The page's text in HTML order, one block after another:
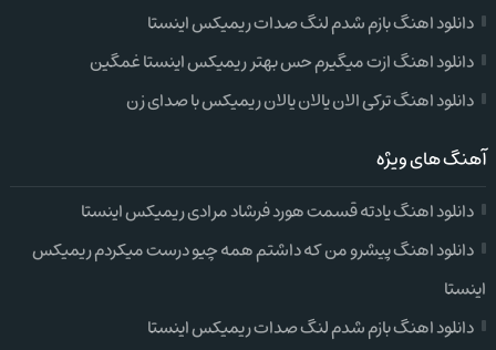
دانلود اهنگ بازم شدم لنگ صدات ریمیکس اینستا
دانلود اهنگ ازت میگیرم حس بهتر ریمیکس اینستا غمگین
دانلود اهنگ ترکی الان یالان یالان ریمیکس با صدای زن
آهنگ های ویژه
دانلود اهنگ یادته قسمت هورد فرشاد مرادی ریمیکس اینستا
دانلود اهنگ پیشرو من که داشتم همه چیو درست میکردم ریمیکس
اینستا
دانلود اهنگ بازم شدم لنگ صدات ریمیکس اینستا